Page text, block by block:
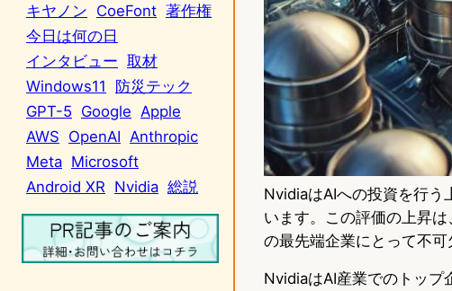
キヤノン CoeFont 著作権
今日は何の日
インタビュー 取材
Windows11
防災テック
GPT-5 Google Apple
AWS OpenAI Anthropic
Meta Microsoft
Android XR Nvidia 総説
NvidiaはAIへの投資を行う
います。この評価の上昇
の最先端企業にとって不可
NvidiaはAI産業でのトップ